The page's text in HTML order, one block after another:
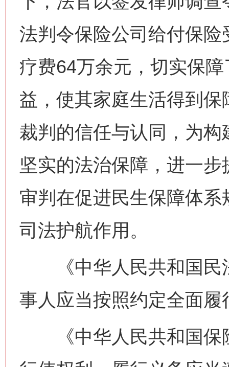
法判令保险公司给付保
疗费64万余元，切实保
益，使其家庭生活得到
裁判的信任与认同，为
坚实的法治保障，进一
审判在促进民生保障体
司法护航作用。
《中华人民共和国民
事人应当按照约定全面履
《中华人民共和国保
魏明
“刷贴”乱象丛生